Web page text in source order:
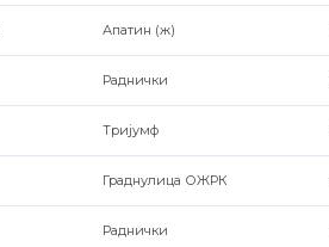
Апатин (ж)
Раднички
Тријумф
Граднулица ОЖРК
Раднички